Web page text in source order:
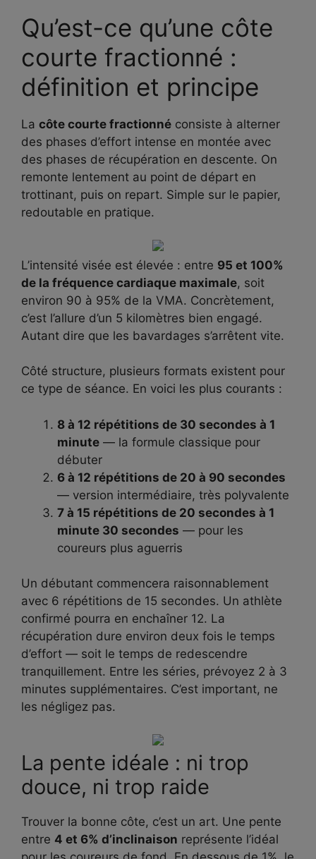
Qu’est-ce qu’une côte
courte fractionné :
définition et principe
La côte courte fractionné consiste à alterner
des phases d’effort intense en montée avec
des phases de récupération en descente. On
remonte lentement au point de départ en
trottinant, puis on repart. Simple sur le papier,
redoutable en pratique.
L’intensité visée est élevée : entre 95 et 100%
de la fréquence cardiaque maximale, soit
environ 90 à 95% de la VMA. Concrètement,
c’est l’allure d’un 5 kilomètres bien engagé.
Autant dire que les bavardages s’arrêtent vite.
Côté structure, plusieurs formats existent pour
ce type de séance. En voici les plus courants :
8 à 12 répétitions de 30 secondes à 1
minute — la formule classique pour
débuter
6 à 12 répétitions de 20 à 90 secondes
— version intermédiaire, très polyvalente
7 à 15 répétitions de 20 secondes à 1
minute 30 secondes — pour les
coureurs plus aguerris
Un débutant commencera raisonnablement
avec 6 répétitions de 15 secondes. Un athlète
confirmé pourra en enchaîner 12. La
récupération dure environ deux fois le temps
d’effort — soit le temps de redescendre
tranquillement. Entre les séries, prévoyez 2 à 3
minutes supplémentaires. C’est important, ne
les négligez pas.
La pente idéale : ni trop
douce, ni trop raide
Trouver la bonne côte, c’est un art. Une pente
entre 4 et 6% d’inclinaison représente l’idéal